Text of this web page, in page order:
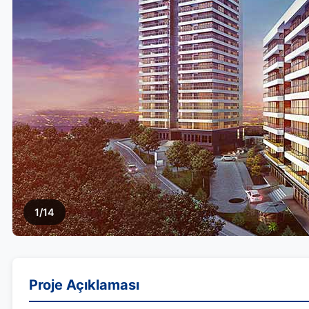
1/14
Proje Açıklaması